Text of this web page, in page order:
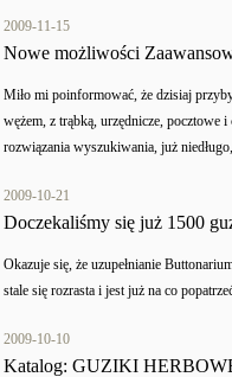
2009-11-15
Nowe możliwości
Miło mi poinformować, że dzisiaj
wężem, z trąbką, urzędnicze, pocztowe
rozwiązania wyszukiwania, już
2009-10-21
Doczekaliśmy się już 1500
Okazuje się, że uzupełnianie
stale się rozrasta i jest już na co
2009-10-10
Katalog: GUZIKI